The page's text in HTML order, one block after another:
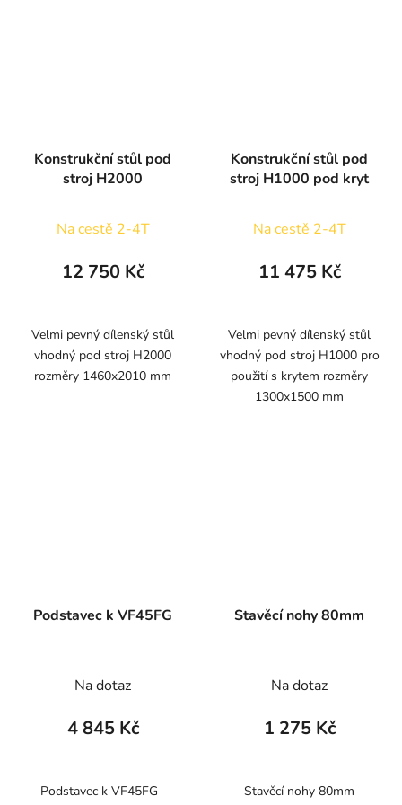
Konstrukční stůl pod
stroj H2000
Na cestě 2-4T
12 750 Kč
Velmi pevný dílenský stůl
vhodný pod stroj H2000
rozměry 1460x2010 mm
Konstrukční stůl pod
stroj H1000 pod kryt
Na cestě 2-4T
11 475 Kč
Velmi pevný dílenský stůl
vhodný pod stroj H1000 pro
použití s krytem rozměry
1300x1500 mm
Podstavec k VF45FG
Na dotaz
4 845 Kč
Podstavec k VF45FG
Stavěcí nohy 80mm
Na dotaz
1 275 Kč
Stavěcí nohy 80mm